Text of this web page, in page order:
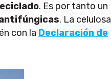
. Es por tanto un
. La celulosa
con la Declaración de